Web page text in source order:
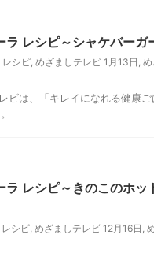
ラ レシピ～シャケバーガ
レシピ, めざましテレビ 1月13日 ,
ビは、「キレイになれる健康ご
ラ レシピ～きのこのホ
シピ, めざましテレビ 12月16日 ,